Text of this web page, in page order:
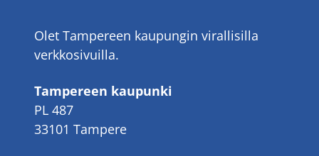
Olet Tampereen kaupungin virallisilla
verkkosivuilla.
Tampereen kaupunki
PL 487
33101 Tampere